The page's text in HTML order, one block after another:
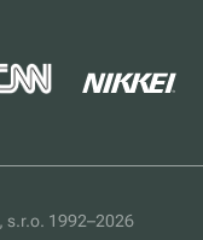
s.r.o. 1992–2026